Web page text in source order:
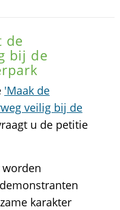
de
bij de
'Maak de
veilig bij de
u de petitie
karakter